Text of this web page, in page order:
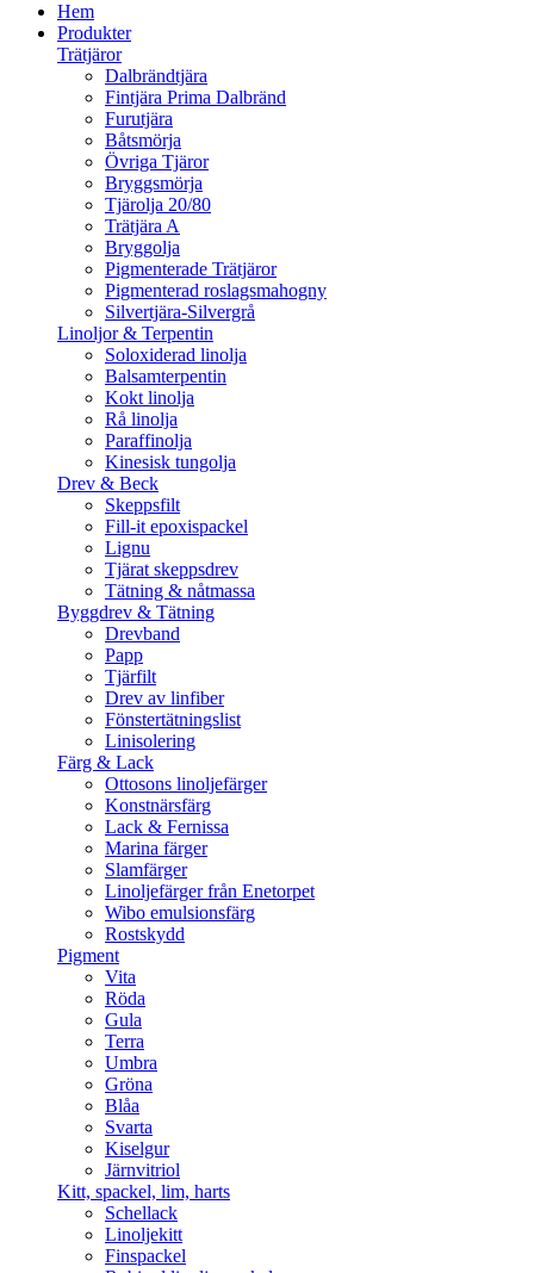
Hem
Produkter
Trätjäror
Dalbrändtjära
Fintjära Prima Dalbränd
Furutjära
Båtsmörja
Övriga Tjäror
Bryggsmörja
Tjärolja 20/80
Trätjära A
Bryggolja
Pigmenterade Trätjäror
Pigmenterad roslagsmahogny
Silvertjära-Silvergrå
Linoljor & Terpentin
Soloxiderad linolja
Balsamterpentin
Kokt linolja
Rå linolja
Paraffinolja
Kinesisk tungolja
Drev & Beck
Skeppsfilt
Fill-it epoxispackel
Lignu
Tjärat skeppsdrev
Tätning & nåtmassa
Byggdrev & Tätning
Drevband
Papp
Tjärfilt
Drev av linfiber
Fönstertätningslist
Linisolering
Färg & Lack
Ottosons linoljefärger
Konstnärsfärg
Lack & Fernissa
Marina färger
Slamfärger
Linoljefärger från Enetorpet
Wibo emulsionsfärg
Rostskydd
Pigment
Vita
Röda
Gula
Terra
Umbra
Gröna
Blåa
Svarta
Kiselgur
Järnvitriol
Kitt, spackel, lim, harts
Schellack
Linoljekitt
Finspackel